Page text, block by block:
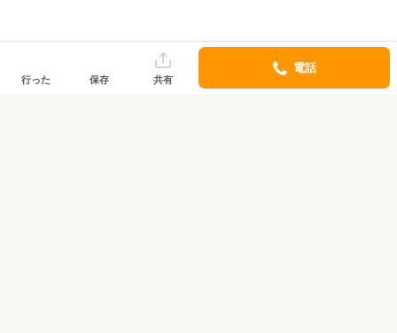
行った 保存 共有
電話